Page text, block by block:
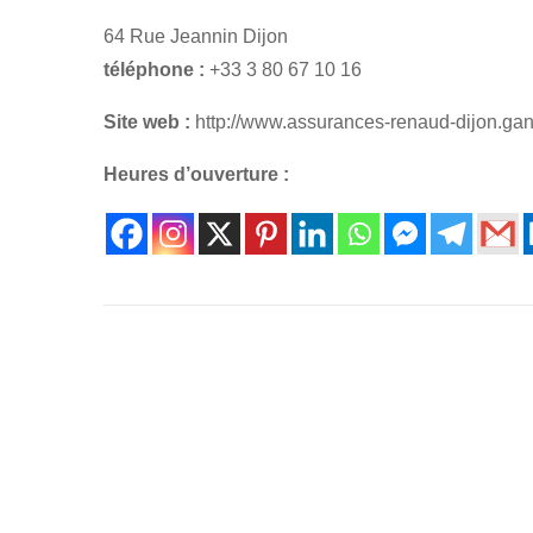
64 Rue Jeannin Dijon
téléphone : +33 3 80 67 10 16
Site web : http://www.assurances-renaud-
Heures d’ouverture :